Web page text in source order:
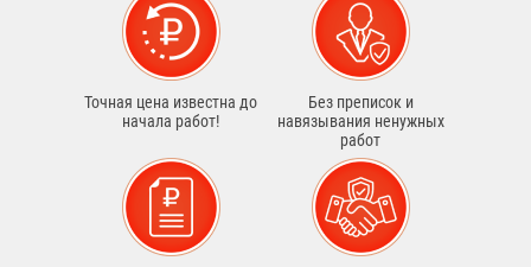
Точная цена известна до
начала работ!
Без преписок и
навязывания ненужных
работ